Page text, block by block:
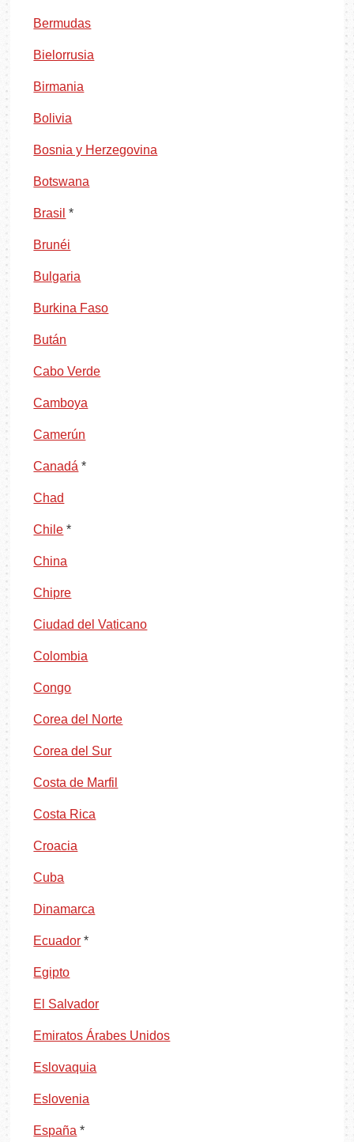
Bermudas
Bielorrusia
Birmania
Bolivia
Bosnia y Herzegovina
Botswana
Brasil *
Brunéi
Bulgaria
Burkina Faso
Bután
Cabo Verde
Camboya
Camerún
Canadá *
Chad
Chile *
China
Chipre
Ciudad del Vaticano
Colombia
Congo
Corea del Norte
Corea del Sur
Costa de Marfil
Costa Rica
Croacia
Cuba
Dinamarca
Ecuador *
Egipto
El Salvador
Emiratos Árabes Unidos
Eslovaquia
Eslovenia
España *